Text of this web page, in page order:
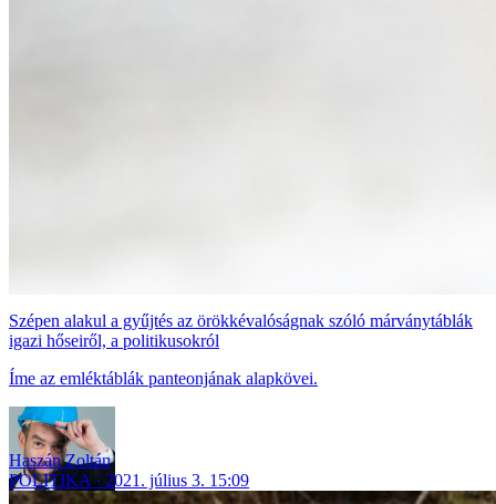
Szépen alakul a gyűjtés az örökkévalóságnak szóló márványtáblák
igazi hőseiről, a politikusokról
Íme az emléktáblák panteonjának alapkövei.
Haszán Zoltán
POLITIKA
2021. július 3. 15:09